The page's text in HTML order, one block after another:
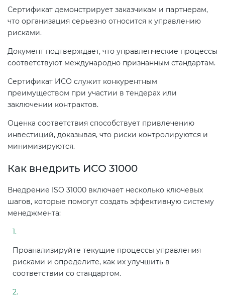
Сертификат демонстрирует заказчикам и партнерам,
что организация серьезно относится к управлению
рисками.
Документ подтверждает, что управленческие процессы
соответствуют международно признанным стандартам.
Сертификат ИСО служит конкурентным
преимуществом при участии в тендерах или
заключении контрактов.
Оценка соответствия способствует привлечению
инвестиций, доказывая, что риски контролируются и
минимизируются.
Как внедрить ИСО 31000
Внедрение ISO 31000 включает несколько ключевых
шагов, которые помогут создать эффективную систему
менеджмента:
Проанализируйте текущие процессы управления
рисками и определите, как их улучшить в
соответствии со стандартом.
Сертификация средств
019)
Действующие технические
регламенты